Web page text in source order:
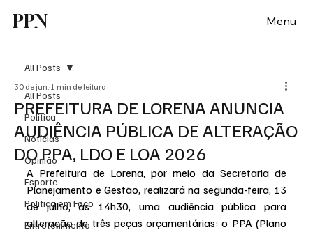
PPN Menu
All Posts
Política
Notícias
Opinião
Esporte
Politica em Foco
Entretenimento
All Posts
PREFEITURA DE LORENA ANUNCIA
AUDIÊNCIA PÚBLICA DE ALTERAÇÃO
DO PPA, LDO E LOA 2026
30 de jun. 1 min de leitura
A Prefeitura de Lorena, por meio da Secretaria de
Planejamento e Gestão, realizará na segunda-feira, 13
de julho, às 14h30, uma audiência pública para
alteração de três peças orçamentárias: o PPA (Plano